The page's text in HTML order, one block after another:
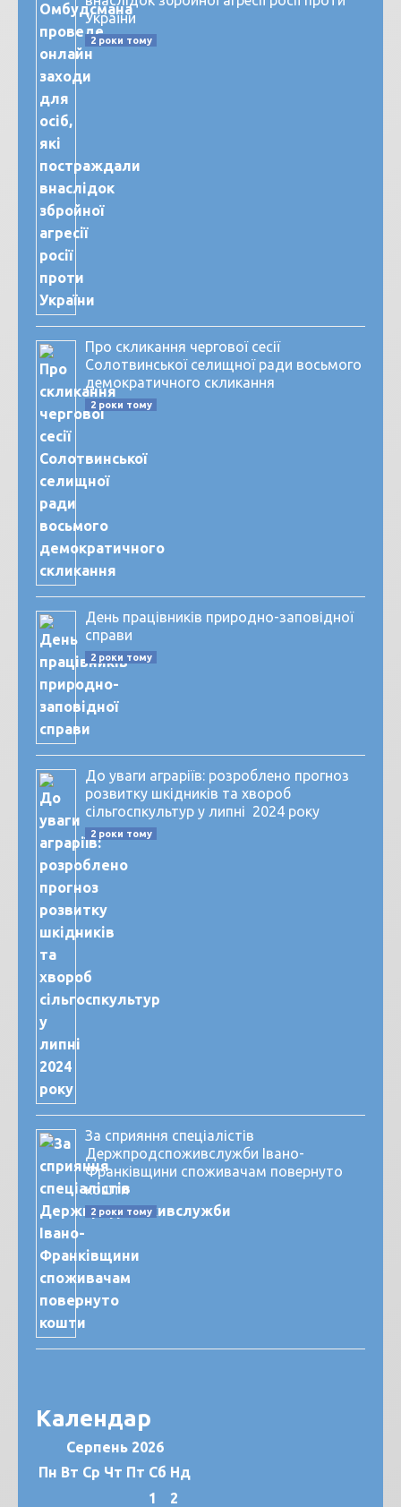
України
2 роки тому
Про скликання чергової сесії
Солотвинської селищної ради восьмого
демократичного скликання
2 роки тому
День працівників природно-заповідної
справи
2 роки тому
До уваги аграріїв: розроблено прогноз
розвитку шкідників та хвороб
сільгоспкультур у липні 2024 року
2 роки тому
За сприяння спеціалістів
Держпродспоживслужби Івано-
Франківщини споживачам повернуто
кошти
2 роки тому
Календар
Серпень 2026
Пн Вт Ср Чт Пт Сб Нд
1
2